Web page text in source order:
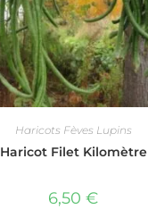
Haricots Fèves Lupins
Haricot Filet Kilomètre
6,50€